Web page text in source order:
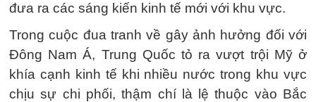
đưa ra các sáng kiến kinh tế mới với khu vực.
Trong cuộc đua tranh về gây ảnh hưởng đối với
Đông Nam Á, Trung Quốc tỏ ra vượt trội Mỹ ở
khía cạnh kinh tế khi nhiều nước trong khu vực
chịu sự chi phối, thậm chí là lệ thuộc vào Bắc